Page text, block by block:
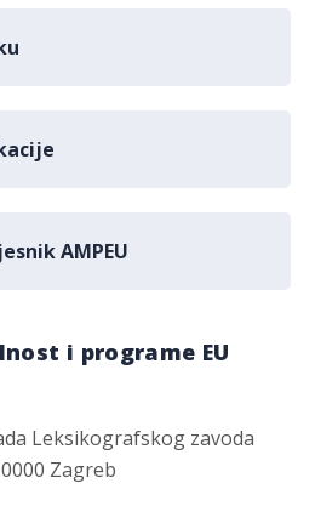
AMPEU
i programe EU
Leksikografskog zavoda
Zagreb